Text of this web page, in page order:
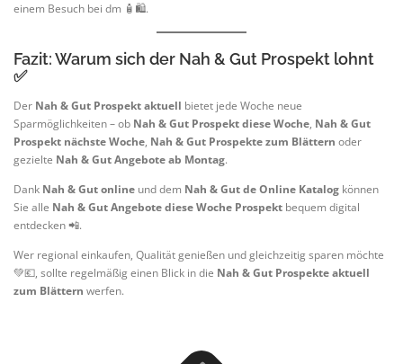
einem Besuch bei dm 🧴🛍️.
Fazit: Warum sich der Nah & Gut Prospekt lohnt
✅
Der Nah & Gut Prospekt aktuell bietet jede Woche neue
Sparmöglichkeiten – ob Nah & Gut Prospekt diese Woche, Nah & Gut
Prospekt nächste Woche, Nah & Gut Prospekte zum Blättern oder
gezielte Nah & Gut Angebote ab Montag.
Dank Nah & Gut online und dem Nah & Gut de Online Katalog können
Sie alle Nah & Gut Angebote diese Woche Prospekt bequem digital
entdecken 📲.
Wer regional einkaufen, Qualität genießen und gleichzeitig sparen möchte
💚💶, sollte regelmäßig einen Blick in die Nah & Gut Prospekte aktuell
zum Blättern werfen.